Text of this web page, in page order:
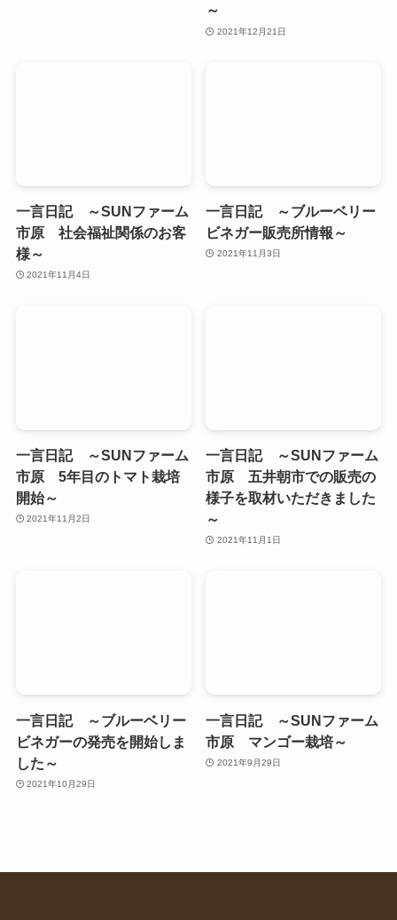
～
2021年12月21日
一言日記 ～SUNファーム
市原 社会福祉関係のお客
様～
2021年11月4日
一言日記 ～ブルーベリー
ビネガー販売所情報～
2021年11月3日
一言日記 ～SUNファーム
市原 5年目のトマト栽培
開始～
2021年11月2日
一言日記 ～SUNファーム
市原 五井朝市での販売の
様子を取材いただきました
～
2021年11月1日
一言日記 ～ブルーベリー
ビネガーの発売を開始しま
した～
2021年10月29日
一言日記 ～SUNファーム
市原 マンゴー栽培～
2021年9月29日